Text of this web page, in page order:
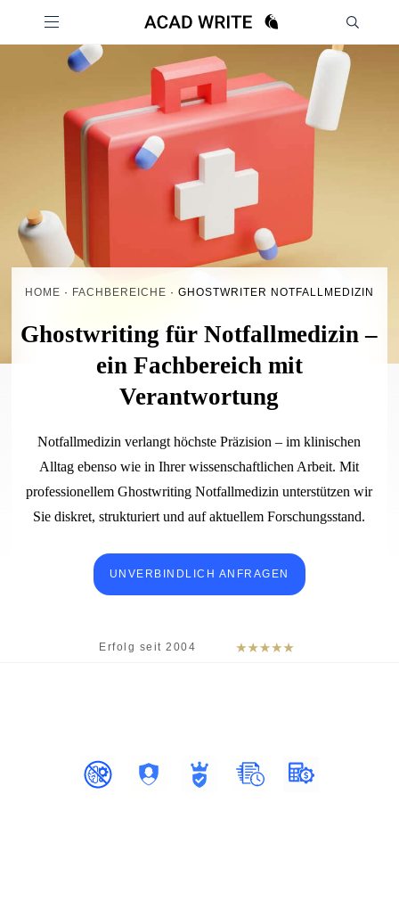
HOME · FACHBEREICHE · GHOSTWRITER NOTFALLMEDIZIN
Ghostwriting für Notfallmedizin –
ein Fachbereich mit
Verantwortung
Notfallmedizin verlangt höchste Präzision – im klinischen
Alltag ebenso wie in Ihrer wissenschaftlichen Arbeit. Mit
professionellem Ghostwriting Notfallmedizin unterstützen wir
Sie diskret, strukturiert und auf aktuellem Forschungsstand.
UNVERBINDLICH ANFRAGEN